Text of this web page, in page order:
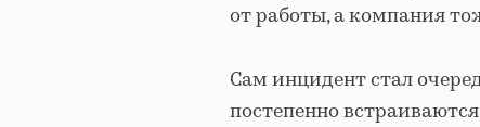
от работы, а компания
Сам инцидент стал
постепенно